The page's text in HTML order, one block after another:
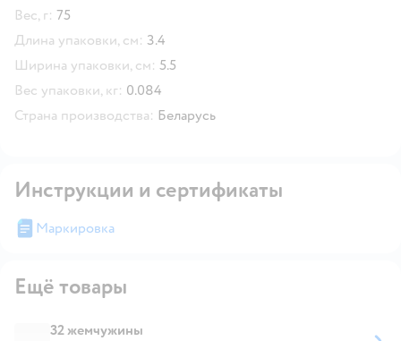
Вес, г: 75
Длина упаковки, см: 3.4
Ширина упаковки, см: 5.5
Вес упаковки, кг: 0.084
Страна производства: Беларусь
Инструкции и сертификаты
Маркировка
Ещё товары
32 жемчужины